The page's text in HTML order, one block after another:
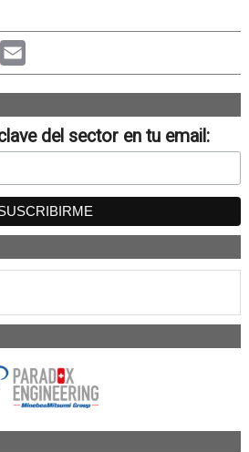
Email
del sector en tu email: